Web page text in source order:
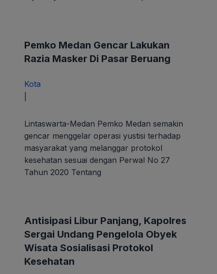
Pemko Medan Gencar Lakukan
Razia Masker Di Pasar Beruang
Kota
Lintaswarta-Medan Pemko Medan semakin
gencar menggelar operasi yustisi terhadap
masyarakat yang melanggar protokol
kesehatan sesuai dengan Perwal No 27
Tahun 2020 Tentang
Antisipasi Libur Panjang, Kapolres
Sergai Undang Pengelola Obyek
Wisata Sosialisasi Protokol
Kesehatan